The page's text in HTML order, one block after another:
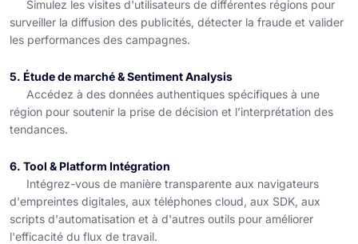
Simulez les visites d'utilisateurs de différentes régions pour
surveiller la diffusion des publicités, détecter la fraude et valider
les performances des campagnes.
5. Étude de marché & Sentiment Analysis
Accédez à des données authentiques spécifiques à une
région pour soutenir la prise de décision et l’interprétation des
tendances.
6. Tool & Platform Intégration
Intégrez-vous de manière transparente aux navigateurs
d'empreintes digitales, aux téléphones cloud, aux SDK, aux
scripts d'automatisation et à d'autres outils pour améliorer
l'efficacité du flux de travail.